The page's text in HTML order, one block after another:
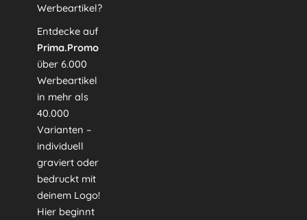
Werbeartikel?
Entdecke auf
Prima.Promo
über 6.000
Werbeartikel
in mehr als
40.000
Varianten –
individuell
graviert oder
bedruckt mit
deinem Logo!
Hier beginnt